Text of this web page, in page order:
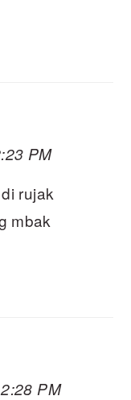
PM
rujak
mbak
PM